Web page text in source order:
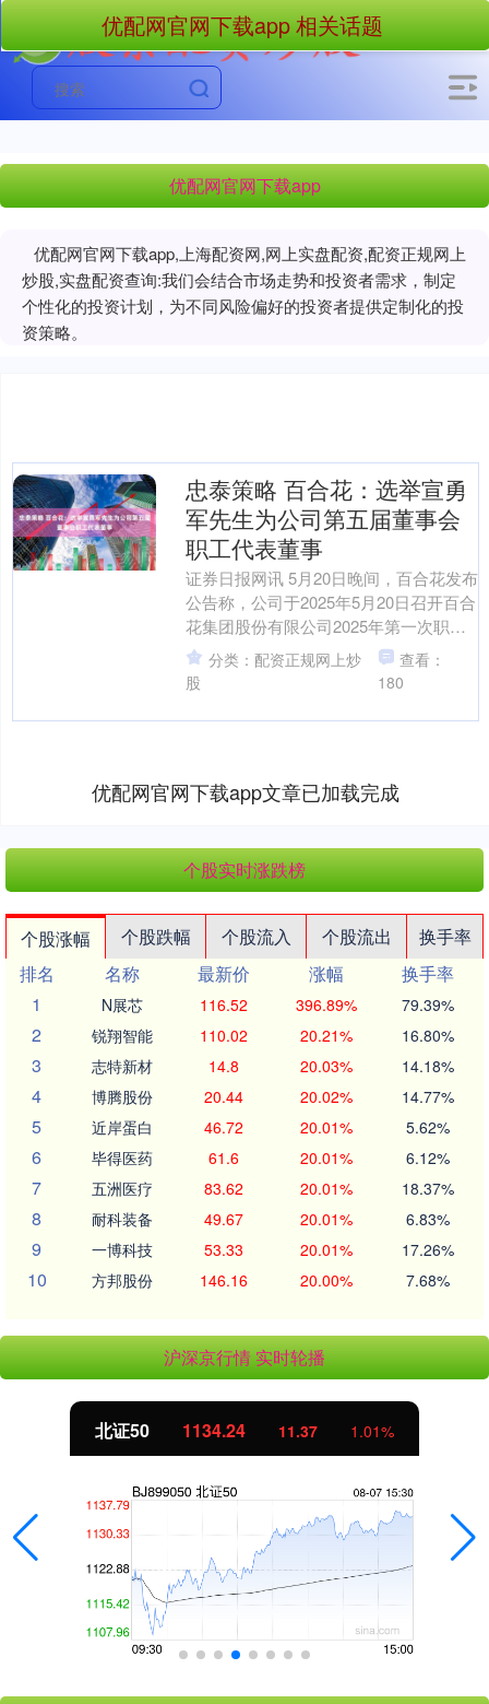
优配网官网下载app
优配网官网下载app,上海配资网,网上实盘配资,配资正规网上
炒股,实盘配资查询:我们会结合市场走势和投资者需求，制定
个性化的投资计划，为不同风险偏好的投资者提供定制化的投
资策略。
优配网官网下载app 相关话题
忠泰策略 百合花：选举宣勇
军先生为公司第五届董事会
职工代表董事
证券日报网讯 5月20日晚间，百合花发布
公告称，公司于2025年5月20日召开百合
花集团股份有限公司2025年第一次职工
代表大会，经公司职工代表大会会议民
主选举....
分类：配资正规网上炒
股
查看：
180
优配网官网下载app文章已加载完成
个股实时涨跌榜
个股涨幅 个股跌幅 个股流入 个股流出
换手率
排名
名称 最新价 涨幅
换手率
1
N展芯 116.52 396.89% 79.39%
2 锐翔智能 110.02 20.21% 16.80%
3 志特新材 14.8 20.03% 14.18%
4 博腾股份 20.44 20.02% 14.77%
5 近岸蛋白 46.72 20.01% 5.62%
6 毕得医药 61.6 20.01% 6.12%
7 五洲医疗 83.62 20.01% 18.37%
8 耐科装备 49.67 20.01% 6.83%
9 一博科技 53.33 20.01% 17.26%
10 方邦股份 146.16 20.00% 7.68%
沪深京行情 实时轮播
北证50 1134.24 11.37 1.01%